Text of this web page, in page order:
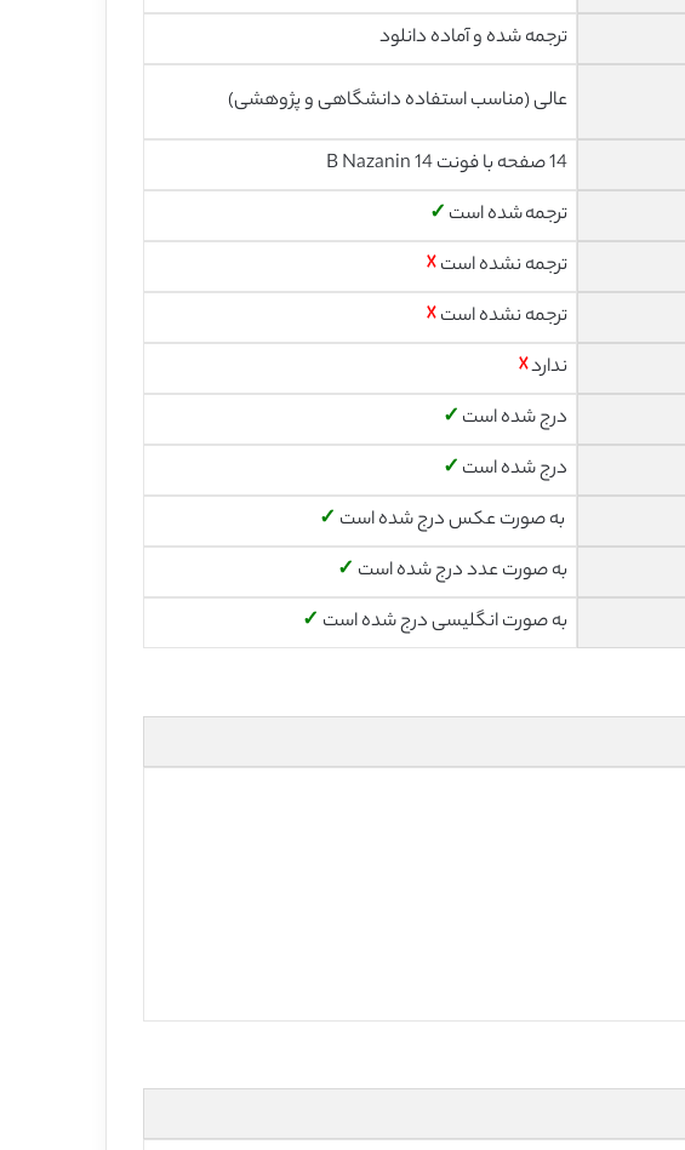
ترجمه شده و آماده دانلود
عالی (مناسب استفاده دانشگاهی و پژوهشی)
14 صفحه با فونت 14 B Nazanin
ترجمه شده است ✓
ترجمه نشده است☓
ترجمه نشده است☓
ندارد☓
درج شده است ✓
درج شده است ✓
به صورت عکس درج شده است ✓
به صورت عدد درج شده است ✓
به صورت انگلیسی درج شده است ✓